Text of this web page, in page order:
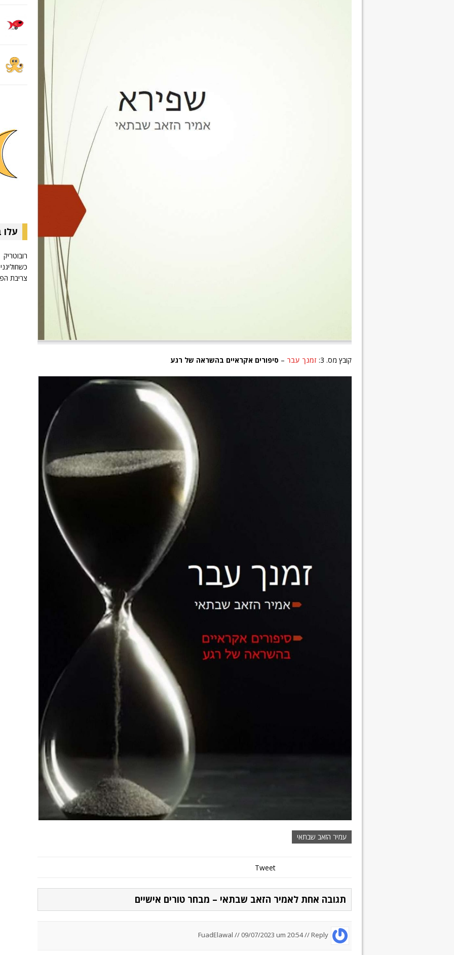
קובץ מס. 3: זמנך עבר – סיפורים אקראיים בהשראה של רגע
עמיר הזאב שבתאי
Tweet
תגובה אחת לאמיר הזאב שבתאי – מבחר טורים אישיים
FuadElawal // 09/07/2023 um 20:54//Reply
רובוטריק
צריבת